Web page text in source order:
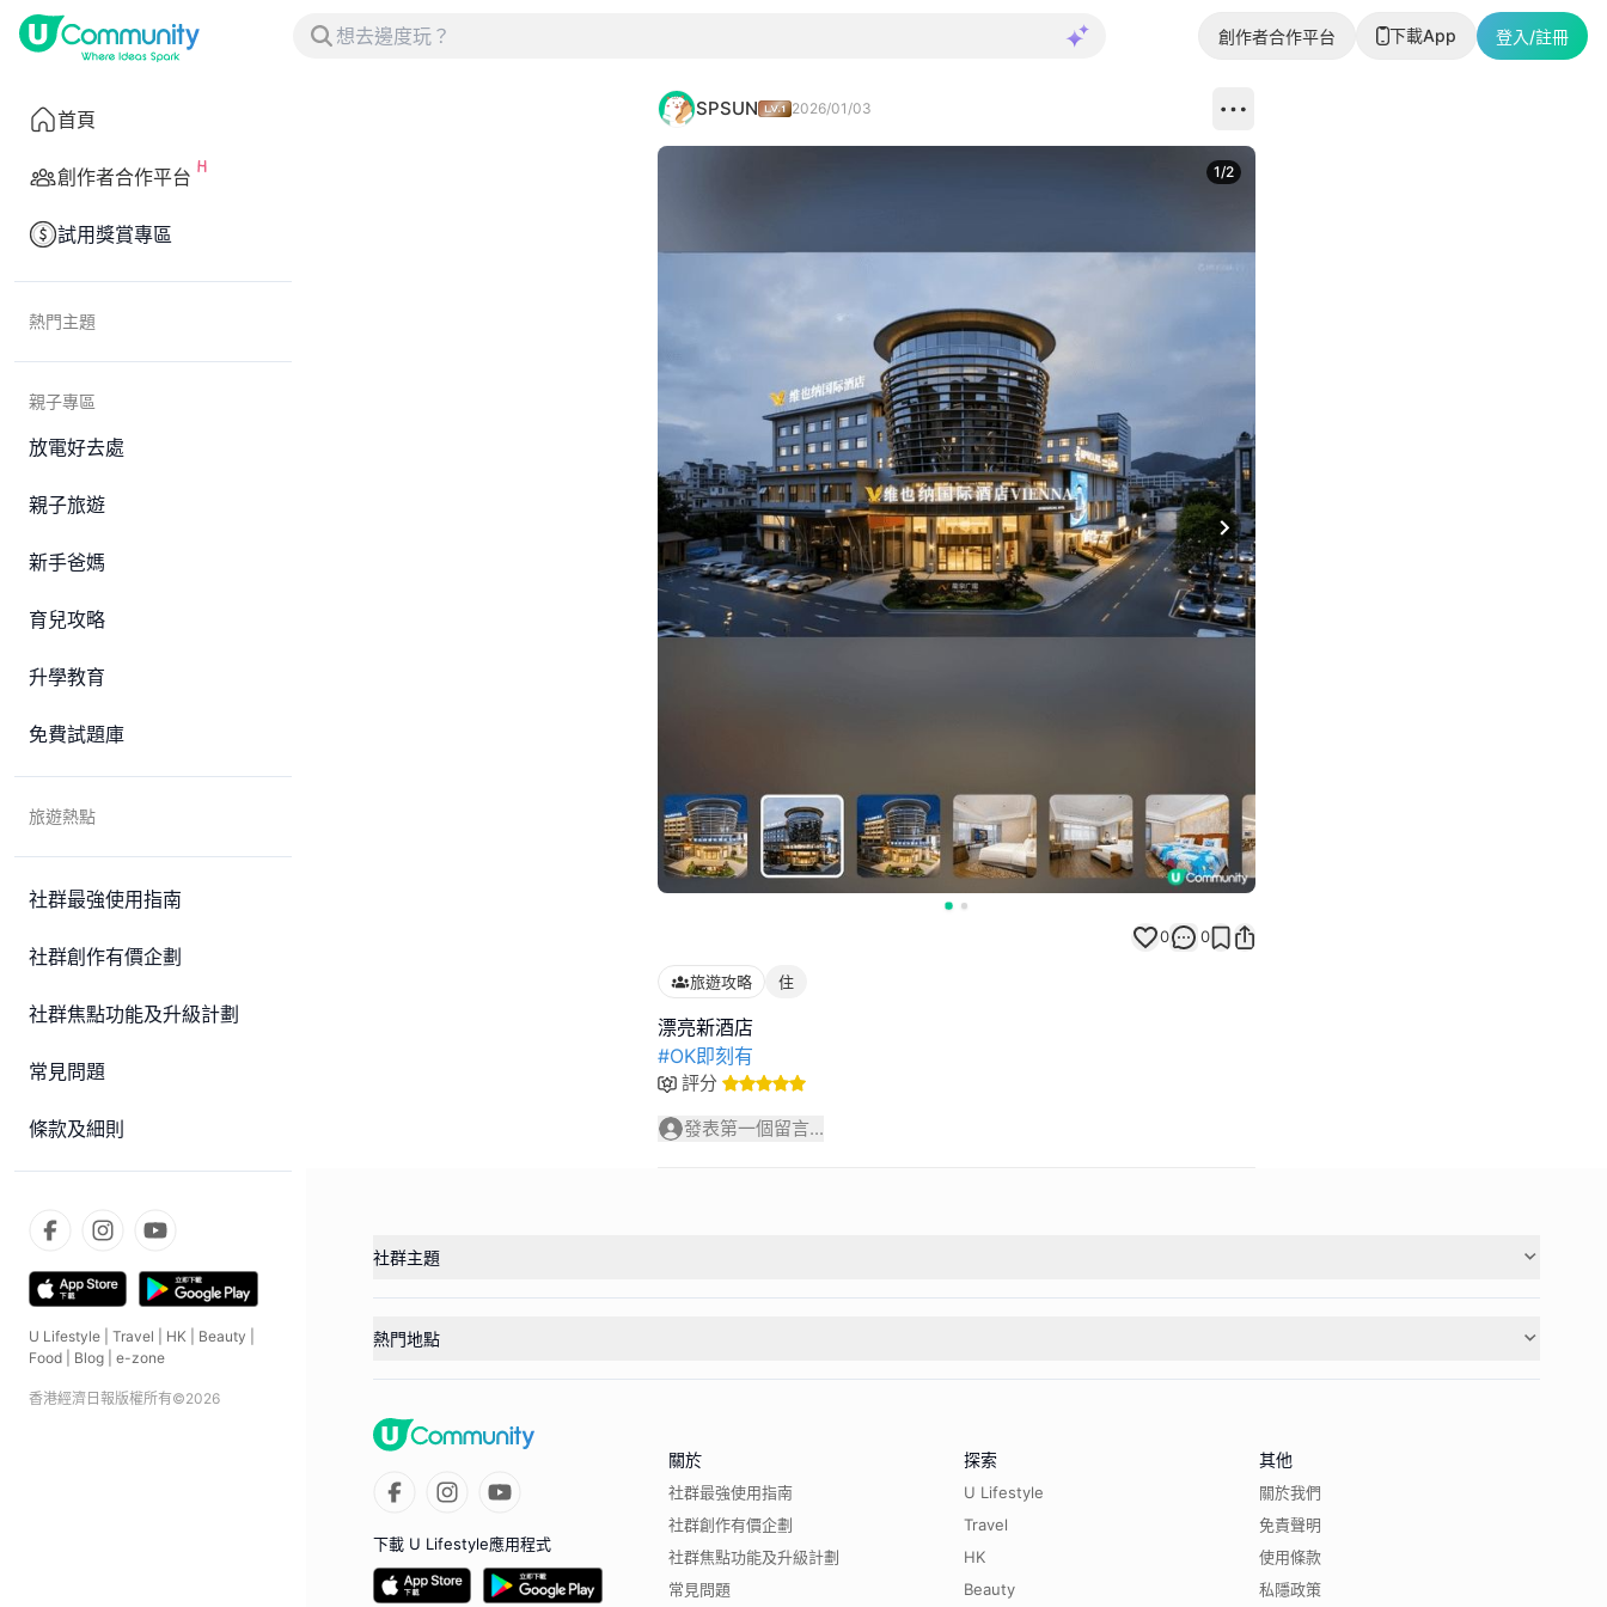
創作者合作平台 下載App 登入/註冊
首頁
創作者合作平台
試用獎賞專區
熱門主題
親子專區
放電好去處
親子旅遊
新手爸媽
育兒攻略
升學教育
免費試題庫
旅遊熱點
社群最強使用指南
社群創作有價企劃
社群焦點功能及升級計劃
常見問題
條款及細則
U Lifestyle Travel HK Beauty
Food
Blog e-zone
香港經濟日報版權所有©2026
SPSUN 2026/01/03
Next slide
1/2
0 0
旅遊攻略 住
#OK即刻有
評分
發表第一個留言...
社群主題
熱門地點
下載 U Lifestyle應用程式
關於
社群最強使用指南
社群創作有價企劃
社群焦點功能及升級計劃
常見問題
探索
U Lifestyle
Travel
HK
Beauty
其他
關於我們
免責聲明
使用條款
私隱政策